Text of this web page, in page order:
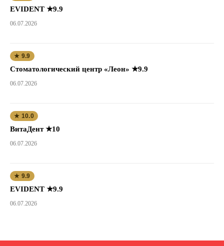
EVIDENT ★9.9
06.07.2026
★ 9.9
Стоматологический центр «Леон» ★9.9
06.07.2026
★ 10.0
ВитаДент ★10
06.07.2026
★ 9.9
EVIDENT ★9.9
06.07.2026